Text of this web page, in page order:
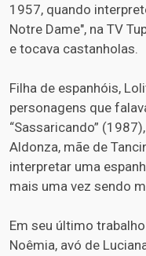
1957, quando
Notre Dame", na TV
e tocava castanholas.
Filha de espanhóis,
personagens que
“Sassaricando”
Aldonza, mãe de
interpretar uma
mais uma vez sendo
Em seu último
Noêmia, avó de